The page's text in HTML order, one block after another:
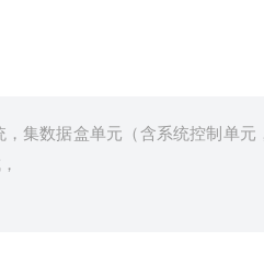
集数据盒单元（含系统控制单元